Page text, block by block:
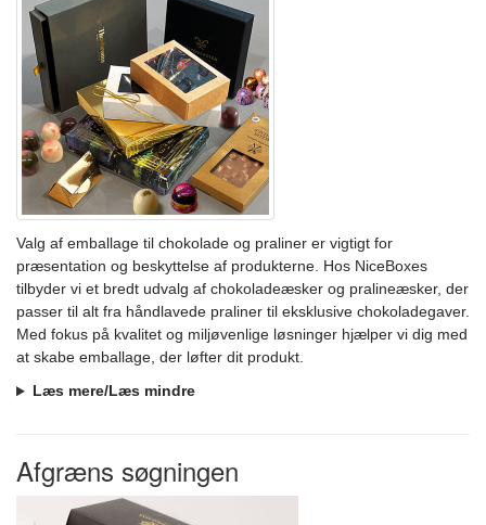
Valg af emballage til chokolade og praliner er vigtigt for
præsentation og beskyttelse af produkterne. Hos NiceBoxes
tilbyder vi et bredt udvalg af chokoladeæsker og pralineæsker, der
passer til alt fra håndlavede praliner til eksklusive chokoladegaver.
Med fokus på kvalitet og miljøvenlige løsninger hjælper vi dig med
at skabe emballage, der løfter dit produkt.
Læs mere/Læs mindre
Afgræns søgningen